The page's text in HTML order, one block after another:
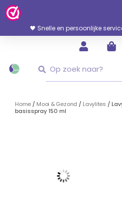
Ga
Naar
Inhoud
🖤 Snelle en persoonlijke
Home / Mooi & Gezond / Lavylites /
basisspray 150 ml